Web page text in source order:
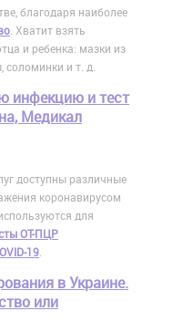
благодаря наиболее
. Хватит взять
и ребенка: мазки из
и т. д.
инфекцию и тест
Медикал
доступны различные
коронавирусом
для
ОТ-ПЦР
19
в Украине.
или